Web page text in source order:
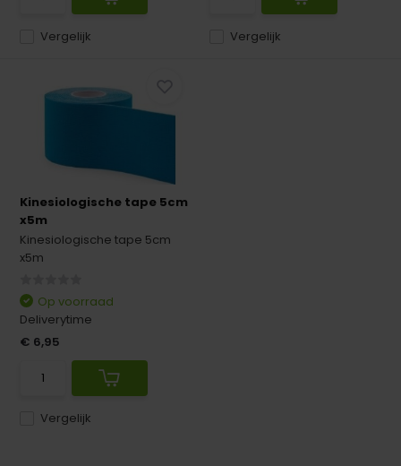
Vergelijk Vergelijk
Kinesiologische tape 5cm
x5m
Kinesiologische tape 5cm
x5m
Vergelijk
Op voorraad
Deliverytime
€ 6,95